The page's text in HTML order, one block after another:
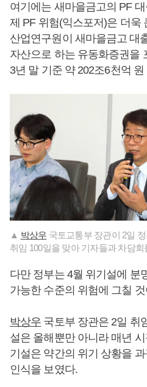
여기에는 새마을금고의 PF
제 PF 위험(익스포저)은 더욱
산업연구원이 새마을금고 대
자산으로 하는 유동화증권을
3년 말 기준 약 202조6천억
▲ 박상우 국토교통부 장관이 2일
취임 100일을 맞아 기자들과 차담
다만 정부는 4월 위기설에 분
가능한 수준의 위험에 그칠
박상우 국토부 장관은 2일 취
설은 올해뿐만 아니라 매년
기설은 약간의 위기 상황을
인식을 보였다.